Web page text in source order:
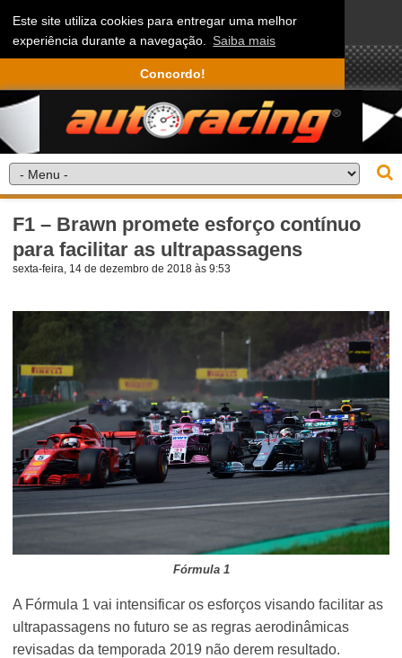
Este site utiliza cookies para entregar uma melhor
experiência durante a navegação. Saiba mais
Concordo!
F1 – Brawn promete esforço contínuo
para facilitar as ultrapassagens
sexta-feira, 14 de dezembro de 2018 às 9:53
Fórmula 1
A Fórmula 1 vai intensificar os esforços visando facilitar as
ultrapassagens no futuro se as regras aerodinâmicas
revisadas da temporada 2019 não derem resultado.